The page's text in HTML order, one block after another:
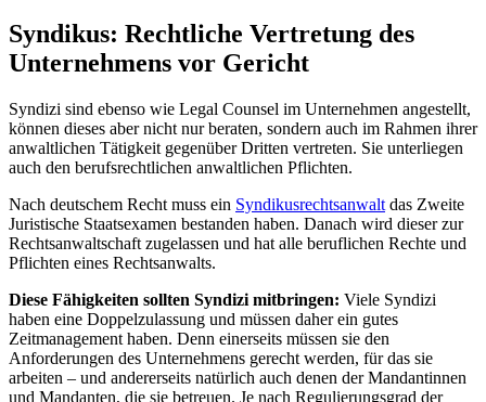
Syndikus: Rechtliche Vertretung des
Unternehmens vor Gericht
Syndizi sind ebenso wie Legal Counsel im Unternehmen angestellt,
können dieses aber nicht nur beraten, sondern auch im Rahmen ihrer
anwaltlichen Tätigkeit gegenüber Dritten vertreten. Sie unterliegen
auch den berufsrechtlichen anwaltlichen Pflichten.
Nach deutschem Recht muss ein Syndikusrechtsanwalt das Zweite
Juristische Staatsexamen bestanden haben. Danach wird dieser zur
Rechtsanwaltschaft zugelassen und hat alle beruflichen Rechte und
Pflichten eines Rechtsanwalts.
Diese Fähigkeiten sollten Syndizi mitbringen: Viele Syndizi
haben eine Doppelzulassung und müssen daher ein gutes
Zeitmanagement haben. Denn einerseits müssen sie den
Anforderungen des Unternehmens gerecht werden, für das sie
arbeiten – und andererseits natürlich auch denen der Mandantinnen
und Mandanten, die sie betreuen. Je nach Regulierungsgrad der